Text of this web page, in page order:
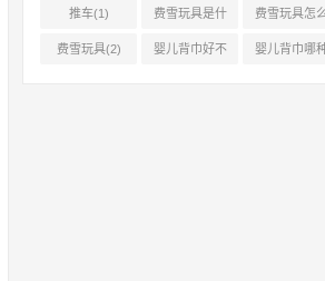
么(2) 选(1) 好(1)
推车(1) 费雪玩具是什
么(1)
费雪玩具怎
样(1)
费雪玩具(2) 婴儿背巾好不 婴儿背巾哪